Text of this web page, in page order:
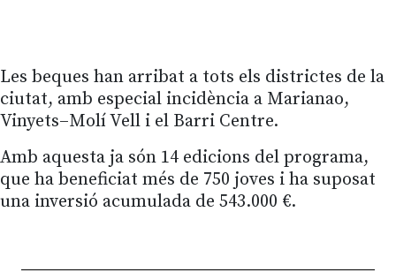
Les beques han arribat a tots els districtes de la
ciutat, amb especial incidència a Marianao,
Vinyets–Molí Vell i el Barri Centre.
Amb aquesta ja són 14 edicions del programa,
que ha beneficiat més de 750 joves i ha suposat
una inversió acumulada de 543.000 €.